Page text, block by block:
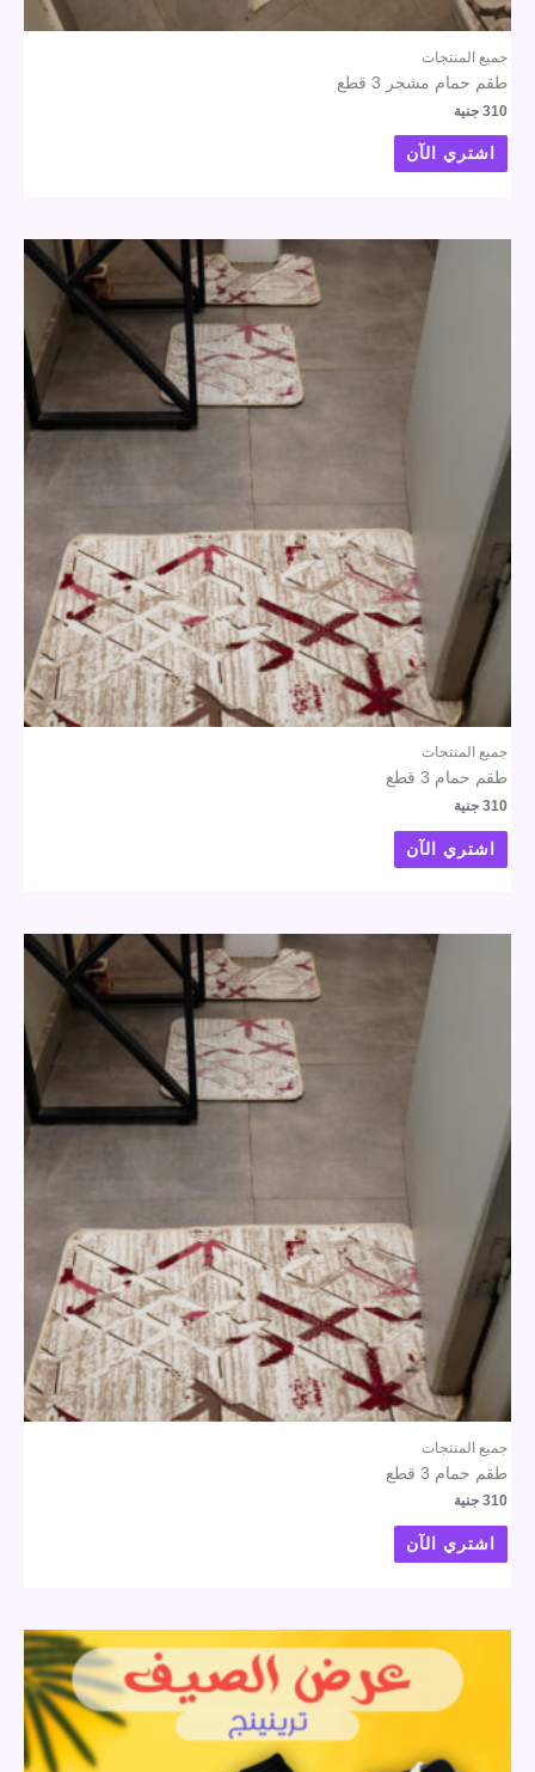
جميع المنتجات
طقم حمام مشجر 3 قطع
310 جنية
اشتري الآن
جميع المنتجات
طقم حمام 3 قطع
310 جنية
اشتري الآن
جميع المنتجات
طقم حمام 3 قطع
310 جنية
اشتري الآن